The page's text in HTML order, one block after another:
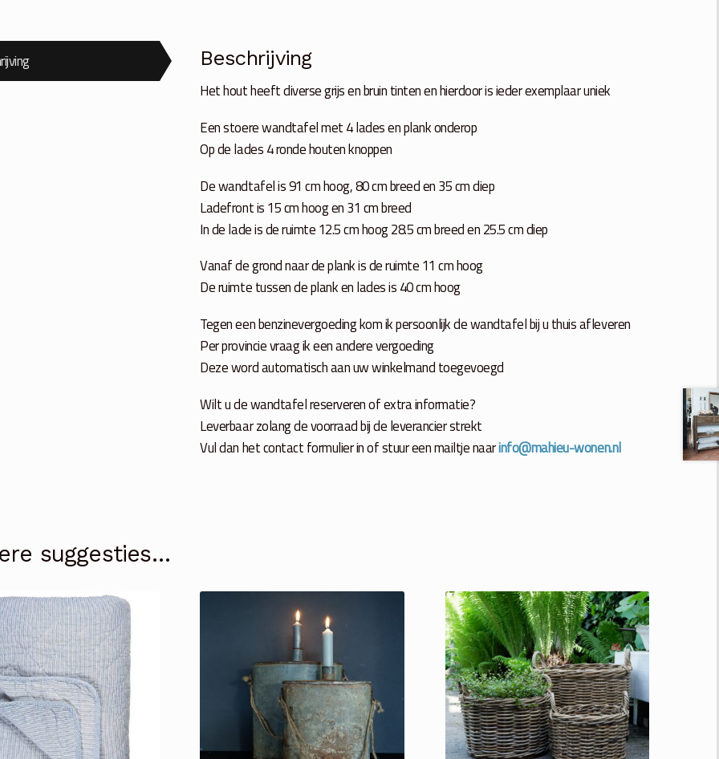
Beschrijving
Het hout heeft diverse grijs en bruin tinten en hierdoor is ieder exemplaar uniek
Een stoere wandtafel met 4 lades en plank onderop
Op de lades 4 ronde houten knoppen
De wandtafel is 91 cm hoog, 80 cm breed en 35 cm diep
Ladefront is 15 cm hoog en 31 cm breed
In de lade is de ruimte 12.5 cm hoog 28.5 cm breed en 25.5 cm diep
Vanaf de grond naar de plank is de ruimte 11 cm hoog
De ruimte tussen de plank en lades is 40 cm hoog
Tegen een benzinevergoeding kom ik persoonlijk de wandtafel bij u thuis afleveren
Per provincie vraag ik een andere vergoeding
Deze word automatisch aan uw winkelmand toegevoegd
Wilt u de wandtafel reserveren of extra informatie?
Leverbaar zolang de voorraad bij de leverancier strekt
Vul dan het contact formulier in of stuur een mailtje naarinfo@mahieu-wonen.nl
suggesties…